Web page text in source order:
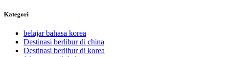
Kategori
belajar bahasa korea
Destinasi berlibur di china
Destinasi berlibur di korea